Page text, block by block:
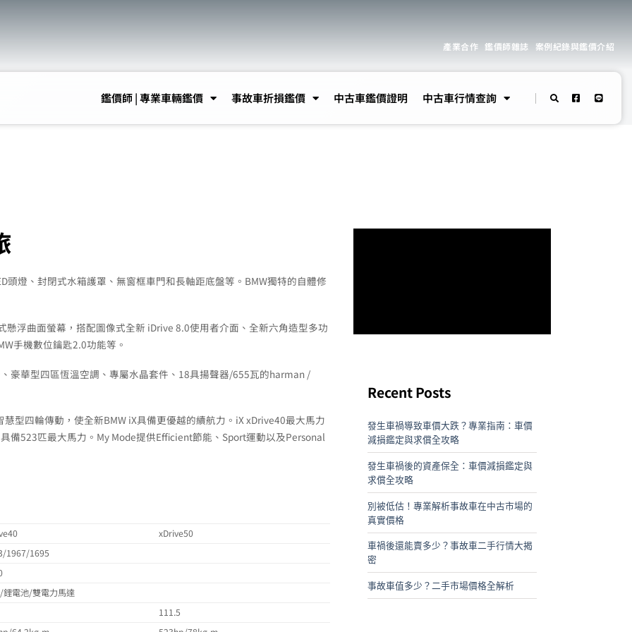
產業合作 鑑價師雜誌 案例紀錄與鑑價介紹
鑑價師 | 專業車輛鑑價 事故車折損鑑價 中古車鑑價證明 中古車行情查詢
頭燈、封閉式水箱護罩、無窗框車門和長軸距底盤等。BMW獨特的自體修
浮曲面螢幕，搭配圖像式全新 iDrive 8.0使用者介面、全新六角造型多功
手機數位鑰匙2.0功能等。
豪華型四區恆溫空調、專屬水晶套件、18具揚聲器/655瓦的harman /
型四輪傳動，使全新BMW iX具備更優越的續航力。iX xDrive40最大馬力
備523匹最大馬力。My Mode提供Efficient節能、Sport運動以及Personal
xDrive50
1967/1695
鋰電池/雙電力馬達
111.5
Recent Posts
發生車禍導致車價大跌？專業指南：車價
減損鑑定與求償全攻略
發生車禍後的資產保全：車價減損鑑定與
求償全攻略
別被低估！專業解析事故車在中古市場的
真實價格
車禍後還能賣多少？事故車二手行情大揭
密
事故車值多少？二手市場價格全解析